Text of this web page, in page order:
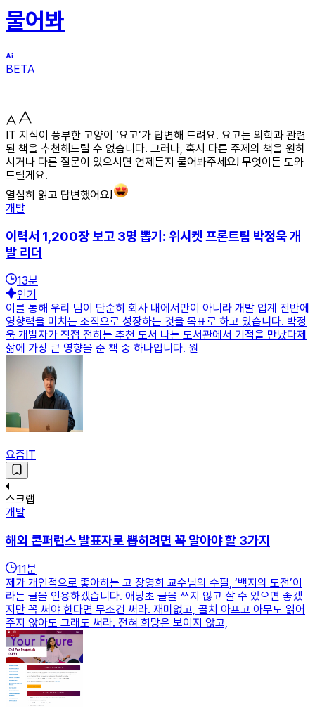
물어봐
BETA
IT 지식이 풍부한 고양이 ‘요고’가 답변해 드려요. 요고는 의학과 관련
된 책을 추천해드릴 수 없습니다. 그러나, 혹시 다른 주제의 책을 원하
시거나 다른 질문이 있으시면 언제든지 물어봐주세요! 무엇이든 도와
드릴게요.
열심히 읽고 답변했어요!
개발
이력서 1,200장 보고 3명 뽑기: 위시켓 프론트팀 박정욱 개
발 리더
13분
인기
이를 통해 우리 팀이 단순히 회사 내에서만이 아니라 개발 업계 전반에
영향력을 미치는 조직으로 성장하는 것을 목표로 하고 있습니다. 박정
욱 개발자가 직접 전하는 추천 도서 나는 도서관에서 기적을 만났다제
삶에 가장 큰 영향을 준 책 중 하나입니다. 원
요즘IT
스크랩
개발
해외 콘퍼런스 발표자로 뽑히려면 꼭 알아야 할 3가지
11분
제가 개인적으로 좋아하는 고 장영희 교수님의 수필, ‘백지의 도전’이
라는 글을 인용하겠습니다. 애당초 글을 쓰지 않고 살 수 있으면 좋겠
지만 꼭 써야 한다면 무조건 써라. 재미없고, 골치 아프고 아무도 읽어
주지 않아도 그래도 써라. 전혀 희망은 보이지 않고,